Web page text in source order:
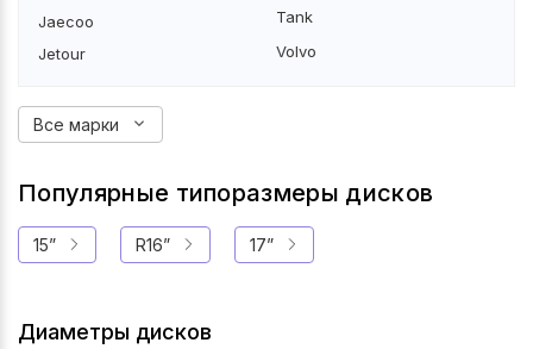
Jaecoo
Jetour
Tank
Volvo
Все марки
Популярные типоразмеры дисков
15” R16” 17”
Диаметры дисков